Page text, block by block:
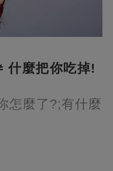
麼把你吃掉!
怎麼了?;有什麼